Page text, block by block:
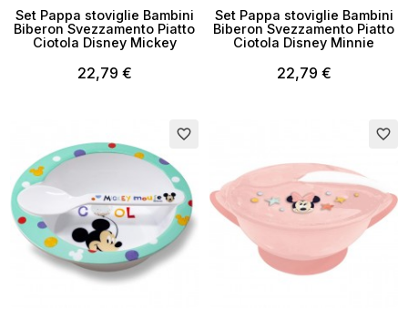
Set Pappa stoviglie Bambini
Biberon Svezzamento Piatto
Ciotola Disney Mickey
22,79 €
Set Pappa stoviglie Bambini
Biberon Svezzamento Piatto
Ciotola Disney Minnie
22,79 €
favorite_border favorite_border
Nome lista dei desideri